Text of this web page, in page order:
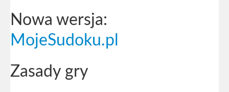
Nowa wersja:
MojeSudoku.pl
Zasady gry